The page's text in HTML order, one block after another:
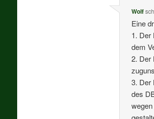
Wolf
Eine
1. Der
dem
2. Der
3. Der
des